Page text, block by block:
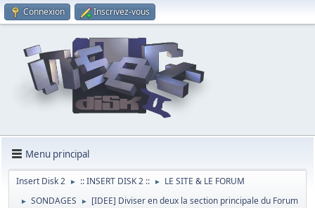
Connexion Inscrivez-vous
Menu principal
Insert Disk 2 ► :: INSERT DISK 2 :: ► LE SITE & LE FORUM
► SONDAGES ► [IDEE] Diviser en deux la section principale du Forum